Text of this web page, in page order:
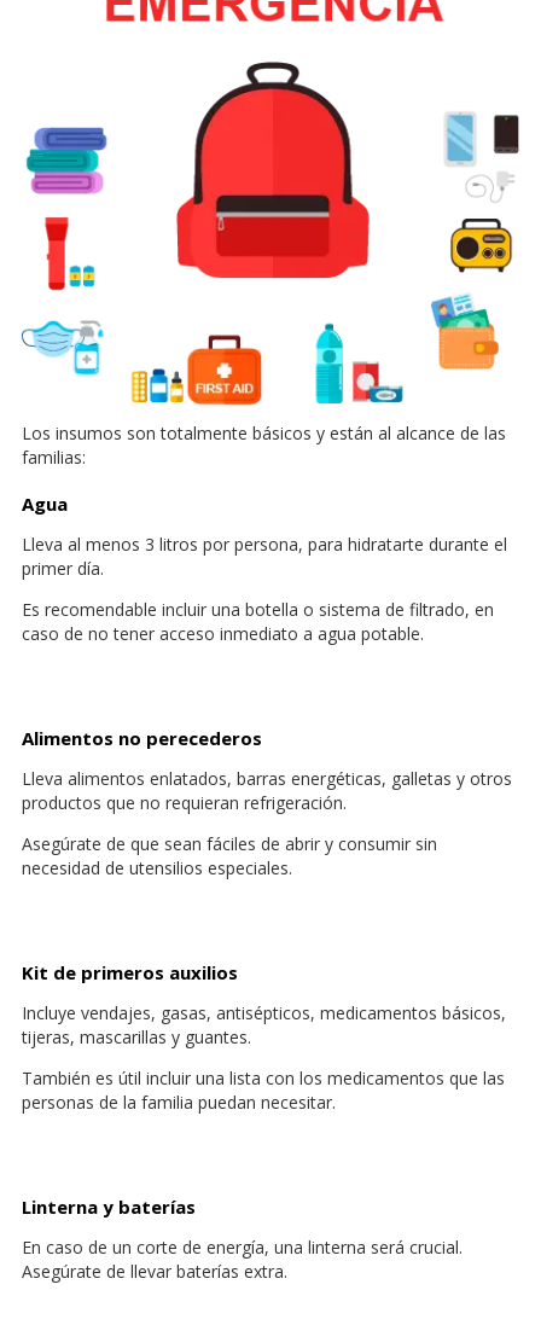
Los insumos son totalmente básicos y están al alcance de las
familias:
Agua
Lleva al menos 3 litros por persona, para hidratarte durante el
primer día.
Es recomendable incluir una botella o sistema de filtrado, en
caso de no tener acceso inmediato a agua potable.
Alimentos no perecederos
Lleva alimentos enlatados, barras energéticas, galletas y otros
productos que no requieran refrigeración.
Asegúrate de que sean fáciles de abrir y consumir sin
necesidad de utensilios especiales.
Kit de primeros auxilios
Incluye vendajes, gasas, antisépticos, medicamentos básicos,
tijeras, mascarillas y guantes.
También es útil incluir una lista con los medicamentos que las
personas de la familia puedan necesitar.
Linterna y baterías
En caso de un corte de energía, una linterna será crucial.
Asegúrate de llevar baterías extra.